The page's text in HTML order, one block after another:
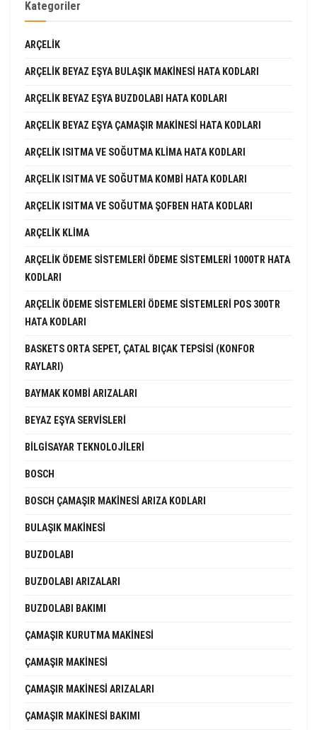
Kategoriler
ARÇELIK
ARÇELIK BEYAZ EŞYA BULAŞIK MAKINESI HATA KODLARI
ARÇELIK BEYAZ EŞYA BUZDOLABI HATA KODLARI
ARÇELIK BEYAZ EŞYA ÇAMAŞIR MAKINESI HATA KODLARI
ARÇELIK ISITMA VE SOĞUTMA KLIMA HATA KODLARI
ARÇELIK ISITMA VE SOĞUTMA KOMBI HATA KODLARI
ARÇELIK ISITMA VE SOĞUTMA ŞOFBEN HATA KODLARI
ARÇELIK KLIMA
ARÇELIK ÖDEME SISTEMLERI ÖDEME SISTEMLERI 1000TR HATA
KODLARI
ARÇELIK ÖDEME SISTEMLERI ÖDEME SISTEMLERI POS 300TR
HATA KODLARI
BASKETS ORTA SEPET, ÇATAL BIÇAK TEPSISI (KONFOR
RAYLARI)
BAYMAK KOMBI ARIZALARI
BEYAZ EŞYA SERVISLERI
BILGISAYAR TEKNOLOJILERI
BOSCH
BOSCH ÇAMAŞIR MAKINESI ARIZA KODLARI
BULAŞIK MAKINESI
BUZDOLABI
BUZDOLABI ARIZALARI
BUZDOLABI BAKIMI
ÇAMAŞIR KURUTMA MAKINESI
ÇAMAŞIR MAKINESI
ÇAMAŞIR MAKINESI ARIZALARI
ÇAMAŞIR MAKINESI BAKIMI